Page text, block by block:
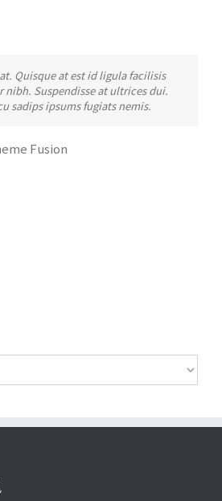
est, qui dolorem ipsum quia
tetur, adipisci velit, sed quia non
voluptas amets unser.
Company
Quisque at est id ligula facilisis
nibh. Suspendisse at ultrices dui.
sadips ipsums fugiats nemis.
Fusion